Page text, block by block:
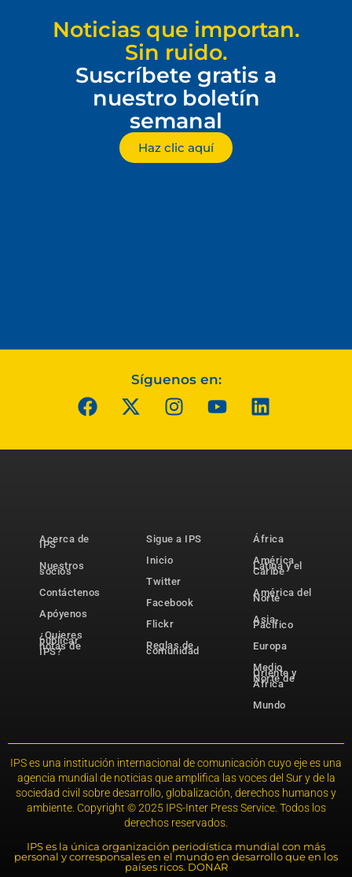
Noticias que importan.
Sin ruido.
Suscríbete gratis a
nuestro boletín
semanal
Haz clic aquí
Síguenos en:
Acerca de
IPS
Nuestros
socios
Contáctenos
Apóyenos
¿Quieres
publicar
notas de
IPS?
Sigue a IPS
Inicio
Twitter
Facebook
Flickr
Reglas de
comunidad
África
América
Latina y el
Caribe
América del
Norte
Asia-
Pacífico
Europa
Medio
Oriente y
Norte de
África
Mundo
IPS es una institución internacional de comunicación cuyo eje es una
agencia mundial de noticias que amplifica las voces del Sur y de la
sociedad civil sobre desarrollo, globalización, derechos humanos y
ambiente. Copyright © 2025 IPS-Inter Press Service. Todos los
derechos reservados.
IPS es la única organización periodística mundial con más
personal y corresponsales en el mundo en desarrollo que en los
países ricos. DONAR